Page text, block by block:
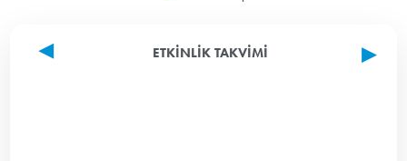
ETKINLIK TAKVIMI